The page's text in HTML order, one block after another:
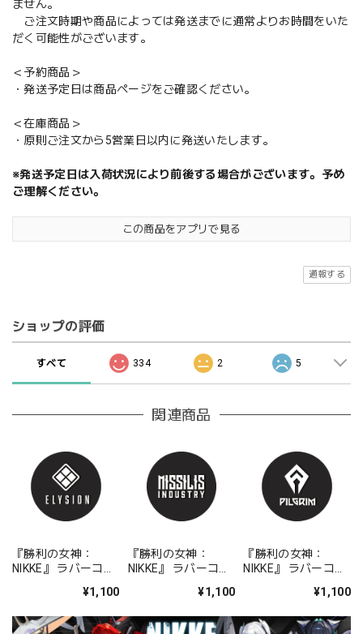
ません。
ご注文時期や商品によっては発送までに通常よりお時間をいた
だく可能性がございます。
＜予約商品＞
・発送予定日は商品ページをご確認ください。
＜在庫商品＞
・原則ご注文から5営業日以内に発送いたします。
※発送予定日は入荷状況により前後する場合がございます。予め
ご理解ください。
この商品をアプリで見る
通報する
ショップの評価
すべて 334 2 5
関連商品
『勝利の女神：
NIKKE』 ラバーコー
¥1,100
『勝利の女神：
NIKKE』 ラバーコー
¥1,100
『勝利の女神：
NIKKE』 ラバーコー
¥1,100